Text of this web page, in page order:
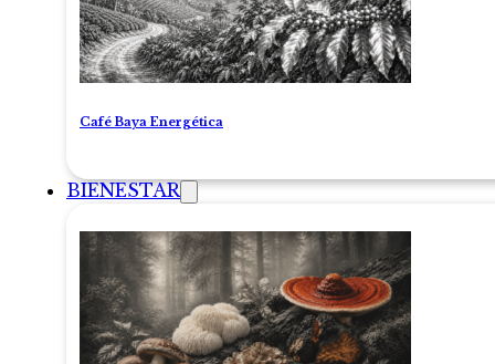
Café Baya Energética
BIENESTAR